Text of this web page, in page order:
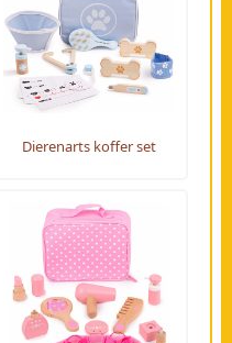
Dierenarts koffer set